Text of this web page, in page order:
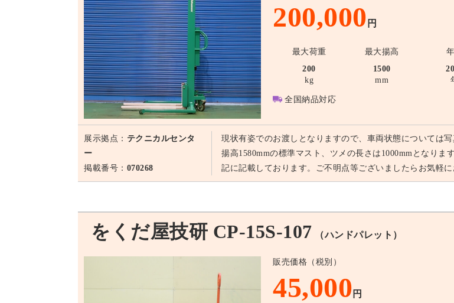
200,000 円
最大荷重 最大揚高
200
kg
1500
mm
全国納品対応
展示拠点： テクニカルセンタ
ー
掲載番号： 070268
現状有姿でのお渡しとなりますので、車両状態については
揚高1580mmの標準マスト、ツメの長さは1000mmとなり
記に記載しております。ご不明点等ございましたらお気軽に
をくだ屋技研 CP-15S-107 （ハンドパレット）
販売価格（税別）
45,000 円